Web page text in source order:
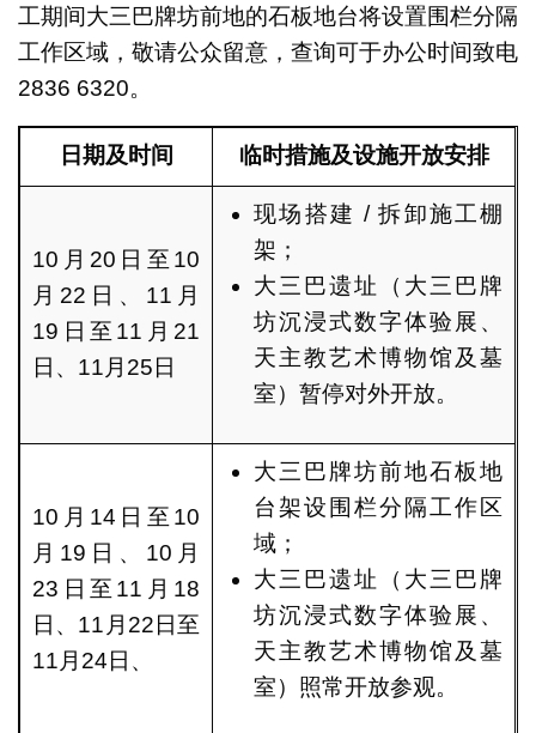
工期间大三巴牌坊前地的石板地台将设置围栏分隔
工作区域，敬请公众留意，查询可于办公时间致电
2836 6320。
日期及时间 临时措施及设施开放安排
10月20日至10
月22日、11月
19日至11月21
日、11月25日
现场搭建 / 拆卸施工棚
架；
大三巴遗址（大三巴牌
坊沉浸式数字体验展、
天主教艺术博物馆及墓
室）暂停对外开放。
10月14日至10
月19日、10月
23日至11月18
日、11月22日至
11月24日、
大三巴牌坊前地石板地
台架设围栏分隔工作区
域；
大三巴遗址（大三巴牌
坊沉浸式数字体验展、
天主教艺术博物馆及墓
室）照常开放参观。